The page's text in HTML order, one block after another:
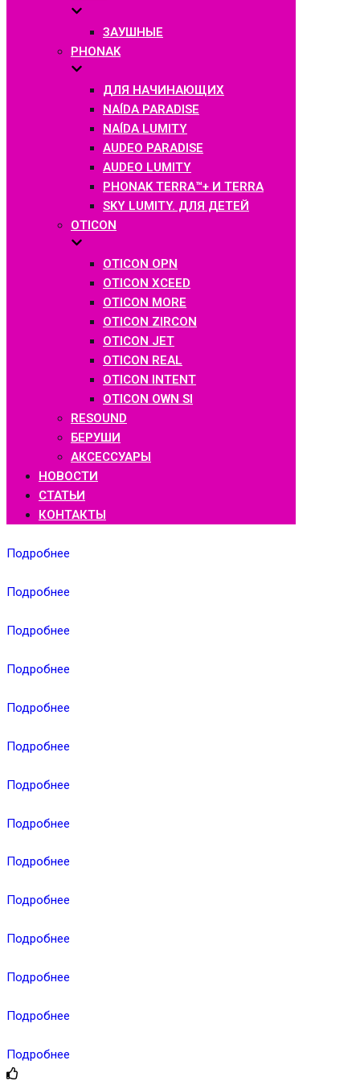
ЗАУШНЫЕ
PHONAK
ДЛЯ НАЧИНАЮЩИХ
NAÍDA PARADISE
NAÍDA LUMITY
AUDEO PARADISE
AUDEO LUMITY
PHONAK TERRA™+ И TERRA
SKY LUMITY. ДЛЯ ДЕТЕЙ
OTICON
OTICON OPN
OTICON XCEED
OTICON MORE
OTICON ZIRCON
OTICON JET
OTICON REAL
OTICON INTENT
OTICON OWN SI
RESOUND
БЕРУШИ
АКСЕССУАРЫ
НОВОСТИ
СТАТЬИ
КОНТАКТЫ
Подробнее
Подробнее
Подробнее
Подробнее
Подробнее
Подробнее
Подробнее
Подробнее
Подробнее
Подробнее
Подробнее
Подробнее
Подробнее
Подробнее